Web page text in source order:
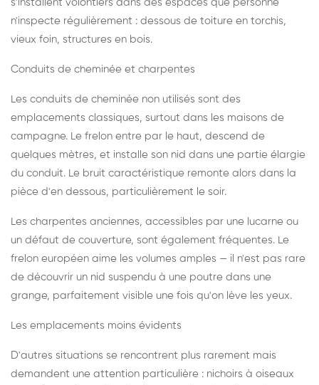
s'installent volontiers dans des espaces que personne
n'inspecte régulièrement : dessous de toiture en torchis,
vieux foin, structures en bois.
Conduits de cheminée et charpentes
Les conduits de cheminée non utilisés sont des
emplacements classiques, surtout dans les maisons de
campagne. Le frelon entre par le haut, descend de
quelques mètres, et installe son nid dans une partie élargie
du conduit. Le bruit caractéristique remonte alors dans la
pièce d'en dessous, particulièrement le soir.
Les charpentes anciennes, accessibles par une lucarne ou
un défaut de couverture, sont également fréquentes. Le
frelon européen aime les volumes amples — il n'est pas rare
de découvrir un nid suspendu à une poutre dans une
grange, parfaitement visible une fois qu'on lève les yeux.
Les emplacements moins évidents
D'autres situations se rencontrent plus rarement mais
demandent une attention particulière : nichoirs à oiseaux